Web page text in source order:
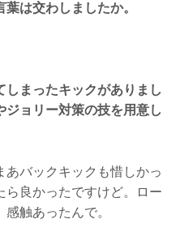
は交わしましたか。
しまったキックがありまし
ジョリー対策の技を用意し
バックキックも惜しかっ
ら良かったですけど。ロー
触あったんで。